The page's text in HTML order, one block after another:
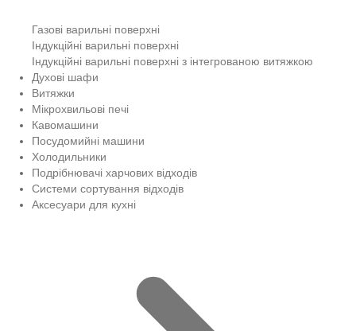
Газові варильні поверхні
Індукційні варильні поверхні
Індукційні варильні поверхні з інтегрованою витяжкою
Духові шафи
Витяжки
Мікрохвильові печі
Кавомашини
Посудомийні машини
Холодильники
Подрібнювачі харчових відходів
Системи сортування відходів
Аксесуари для кухні